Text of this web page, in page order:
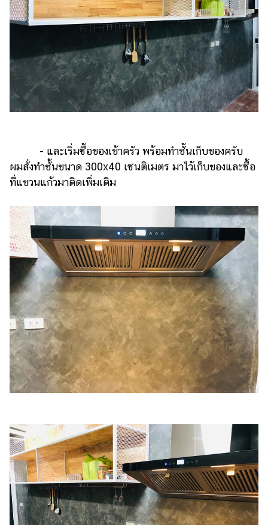
- และเริ่มซื้อของเข้าครัว พร้อมทำชั้นเก็บของครับ
ผมสั่งทำชั้นขนาด 300x40 เซนติเมตร มาไว้เก็บของและซื้อ
ที่แขวนแก้วมาติดเพิ่มเติม